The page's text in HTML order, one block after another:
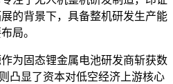
的背景下，具备整机研发生产能
局。
为固态锂金属电池研发商斩获数
凸显了资本对低空经济上游核心